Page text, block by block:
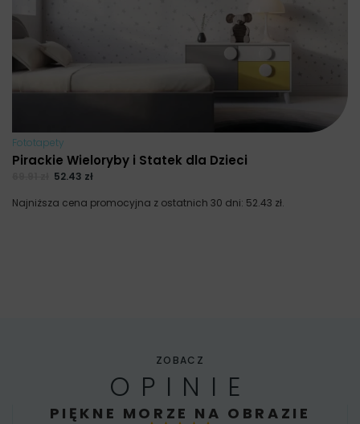
Fototapety
Pirackie Wieloryby i Statek dla Dzieci
52.43 zł
Najniższa cena promocyjna z ostatnich 30 dni: 52.43 zł.
ZOBACZ
OPINIE
PIĘKNE MORZE NA OBRAZIE